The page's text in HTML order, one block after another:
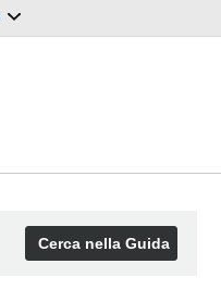
Cerca nella Guida